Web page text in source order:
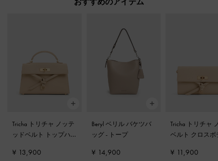
Tricha トリチャ ノッテ
ッドベルト トップハ
ベージュ
¥ 13,900
Beryl ベリル バケツバ
ッグ- トープ
¥ 14,900
Tricha トリチャ
ベルト クロスボ
ュ
¥ 11,900